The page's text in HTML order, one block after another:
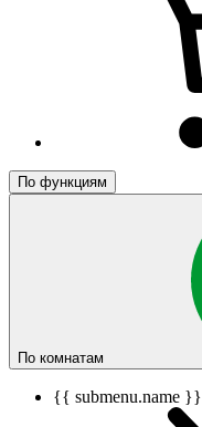
По функциям
По комнатам
{{ submenu.name }}